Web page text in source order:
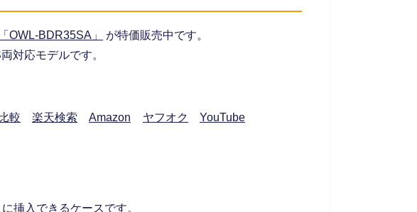
OWL-BDR35SA」
が特価販売中です。
対応モデルです。
較 楽天検索 Amazon ヤフオク YouTube
挿入できるケースです。